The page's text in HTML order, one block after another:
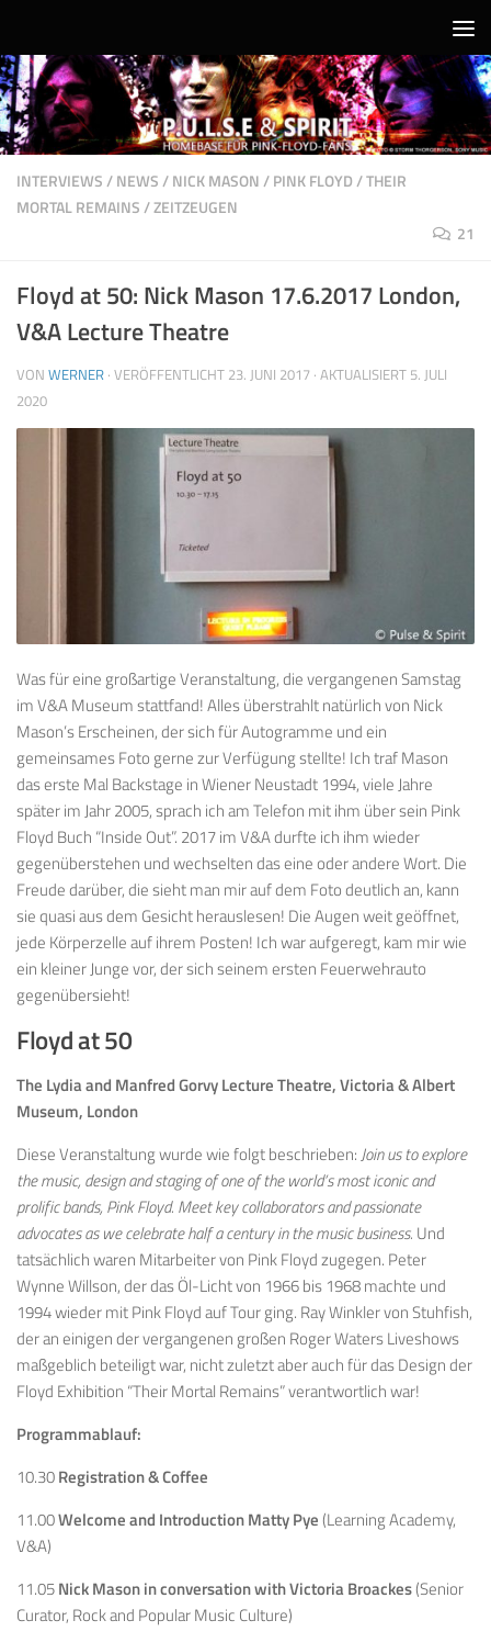
INTERVIEWS/NEWS/NICK MASON/PINK FLOYD/THEIR
MORTAL REMAINS/ZEITZEUGEN
21
Floyd at 50: Nick Mason 17.6.2017 London,
V&A Lecture Theatre
VON WERNER · VERÖFFENTLICHT 23. JUNI 2017 · AKTUALISIERT 5. JULI
2020
Was für eine großartige Veranstaltung, die vergangenen Samstag
im V&A Museum stattfand! Alles überstrahlt natürlich von Nick
Mason’s Erscheinen, der sich für Autogramme und ein
gemeinsames Foto gerne zur Verfügung stellte! Ich traf Mason
das erste Mal Backstage in Wiener Neustadt 1994, viele Jahre
später im Jahr 2005, sprach ich am Telefon mit ihm über sein Pink
Floyd Buch “Inside Out”. 2017 im V&A durfte ich ihm wieder
gegenüberstehen und wechselten das eine oder andere Wort. Die
Freude darüber, die sieht man mir auf dem Foto deutlich an, kann
sie quasi aus dem Gesicht herauslesen! Die Augen weit geöffnet,
jede Körperzelle auf ihrem Posten! Ich war aufgeregt, kam mir wie
ein kleiner Junge vor, der sich seinem ersten Feuerwehrauto
gegenübersieht!
Floyd at 50
The Lydia and Manfred Gorvy Lecture Theatre, Victoria & Albert
Museum, London
Diese Veranstaltung wurde wie folgt beschrieben:Join us to explore
the music, design and staging of one of the world’s most iconic and
prolific bands, Pink Floyd. Meet key collaborators and passionate
advocates as we celebrate half a century in the music business. Und
tatsächlich waren Mitarbeiter von Pink Floyd zugegen. Peter
Wynne Willson, der das Öl-Licht von 1966 bis 1968 machte und
1994 wieder mit Pink Floyd auf Tour ging. Ray Winkler von Stuhfish,
der an einigen der vergangenen großen Roger Waters Liveshows
maßgeblich beteiligt war, nicht zuletzt aber auch für das Design der
Floyd Exhibition “Their Mortal Remains” verantwortlich war!
Programmablauf:
10.30Registration & Coffee
11.00Welcome and Introduction Matty Pye(Learning Academy,
V&A)
11.05Nick Mason in conversation with Victoria Broackes(Senior
Curator, Rock and Popular Music Culture)